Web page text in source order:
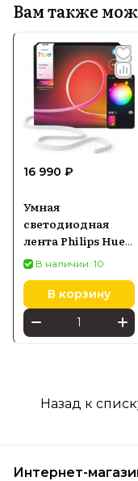
Вам также
16 990 ₽
Умная
светодиодная
лента Philips Hue
OmniGlow
Gradient, 3м
(929004608001)
В наличии: 10
В корзину
Назад к
Интернет-